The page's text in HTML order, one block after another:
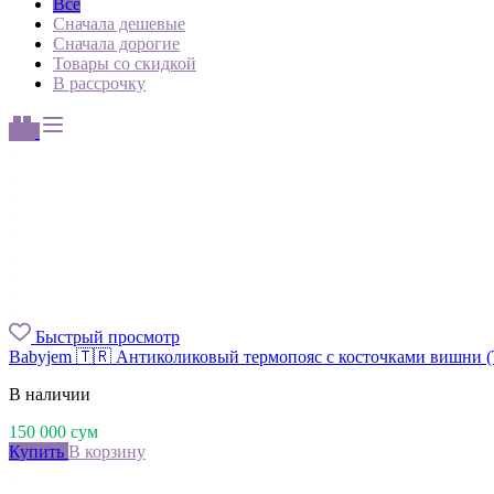
Сначала дешевые
Сначала дорогие
Товары со скидкой
В рассрочку
Быстрый просмотр
Babyjem 🇹🇷 Антиколиковый термопояс с косточками вишни
В наличии
150 000 сум
Купить В корзину